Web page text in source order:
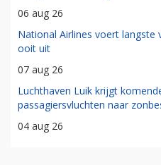
06 aug 26
National Airlines voert
ooit uit
07 aug 26
Luchthaven Luik krijgt
passagiersvluchten naar
04 aug 26